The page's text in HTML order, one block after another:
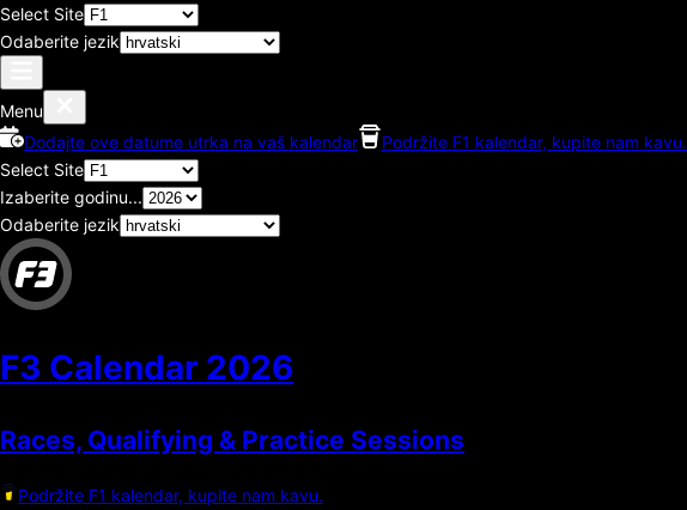
Select Site
Odaberite jezik
Menu
Dodajte ove datume utrka na vaš kalendar
Podržite F1 kalendar, kupite nam kavu.
Select Site
Izaberite godinu...
Odaberite jezik
F3 Calendar 2026
Races, Qualifying & Practice Sessions
Podržite F1 kalendar, kupite nam kavu.